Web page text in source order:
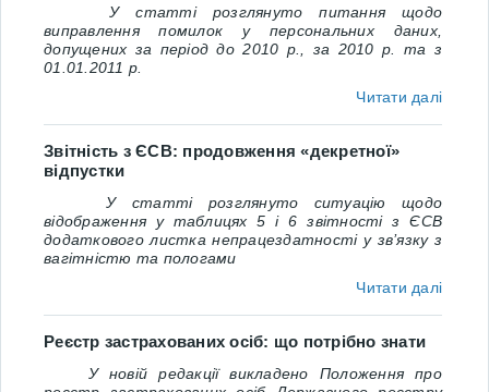
У статті розглянуто питання щодо
виправлення помилок у персональних даних,
допущених за період до 2010 р., за 2010 р. та з
01.01.2011 р.
Читати далі
Звітність з ЄСВ: продовження «декретної»
відпустки
У статті розглянуто ситуацію щодо
відображення у таблицях 5 і 6 звітності з ЄСВ
додаткового листка непрацездатності у зв’язку з
вагітністю та пологами
Читати далі
Реєстр застрахованих осіб: що потрібно знати
У новій редакції викладено Положення про